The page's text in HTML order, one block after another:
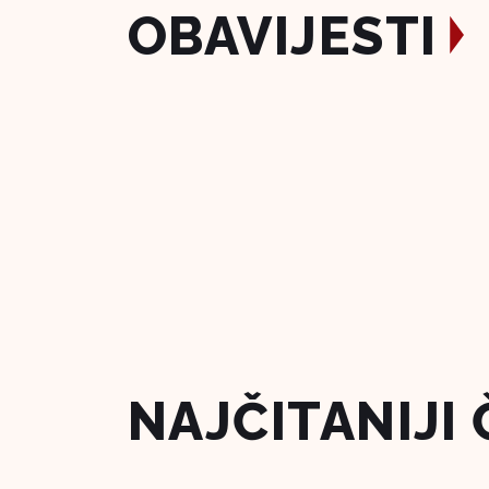
OBAVIJESTI
NAJČITANIJI